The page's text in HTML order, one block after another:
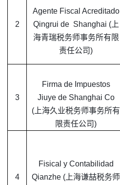
2
Agente Fiscal Acreditado
Qingrui de Shanghai (上
海青瑞税务师事务所有限
责任公司)
3
Firma de Impuestos
Jiuye de Shanghai Co
(上海久业税务师事务所有
限责任公司)
4
Fisical y Contabilidad
Qianzhe (上海谦喆税务师